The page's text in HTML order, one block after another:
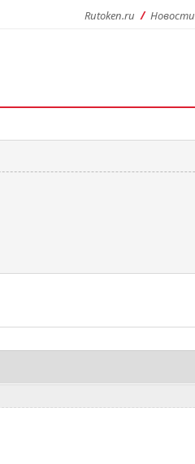
Rutoken.ru Новости